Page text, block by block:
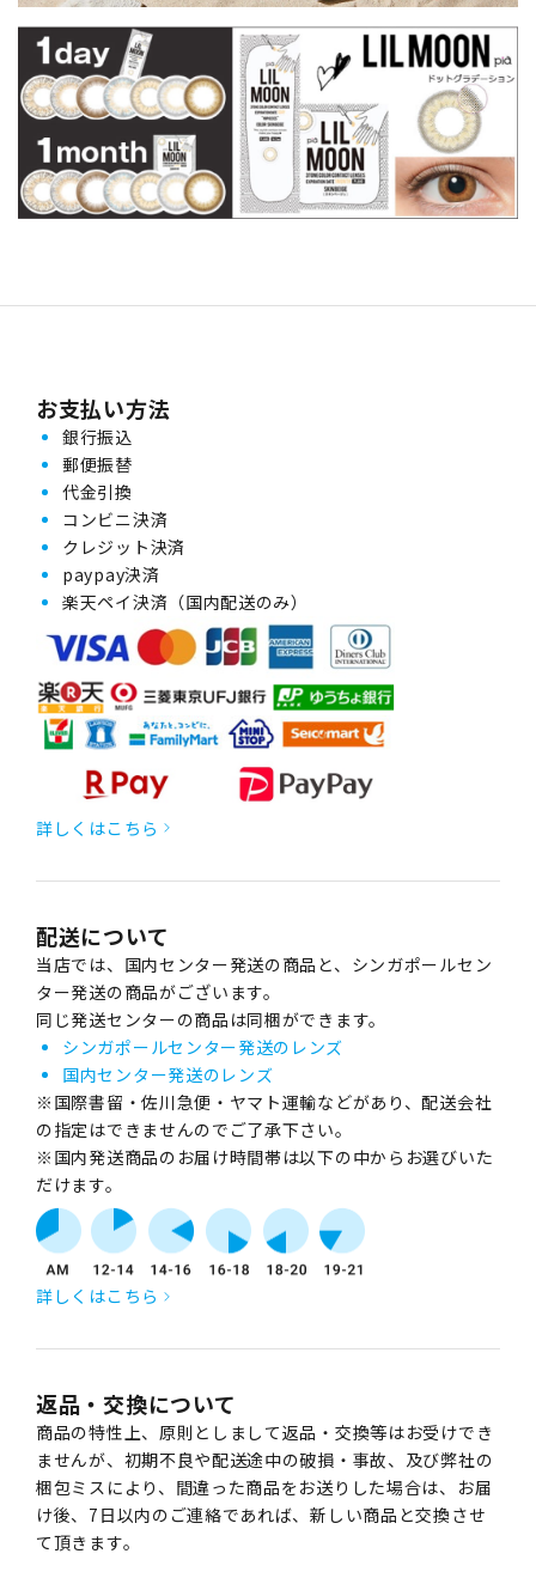
お支払い方法
銀行振込
郵便振替
代金引換
コンビニ決済
クレジット決済
paypay決済
楽天ペイ決済（国内配送のみ）
詳しくはこちら
配送について
当店では、国内センター発送の商品と、シンガポールセン
ター発送の商品がございます。
同じ発送センターの商品は同梱ができます。
シンガポールセンター発送のレンズ
国内センター発送のレンズ
※国際書留・佐川急便・ヤマト運輸などがあり、配送会社
の指定はできませんのでご了承下さい。
※国内発送商品のお届け時間帯は以下の中からお選びいた
だけます。
詳しくはこちら
返品・交換について
商品の特性上、原則としまして返品・交換等はお受けでき
ませんが、初期不良や配送途中の破損・事故、及び弊社の
梱包ミスにより、間違った商品をお送りした場合は、お届
け後、7日以内のご連絡であれば、新しい商品と交換させ
て頂きます。